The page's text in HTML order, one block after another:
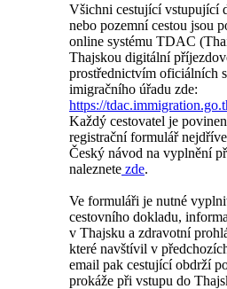
Všichni cestující vstupující
nebo pozemní cestou jsou
online systému TDAC
Thajskou digitální
prostřednictvím oficiálních
imigračního úřadu zde:
https://
Každý cestovatel je
registrační formulář
Český návod na vyplnění
naleznete zde.
Ve formuláři je nutné
cestovního dokladu,
v Thajsku a zdravotní
které navštívil v
email pak cestující obdrží
prokáže při vstupu do